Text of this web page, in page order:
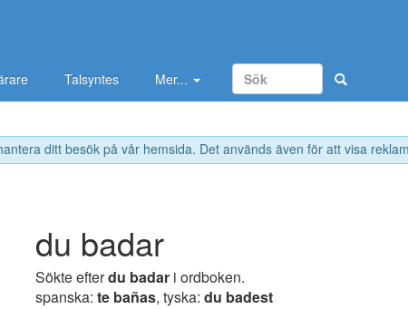
ditt besök på vår hemsida. Det används även för att visa
Talsyntes Mer...
du badar
Sökte efterdu badar i ordboken.
spanska: te bañas, tyska: du badest